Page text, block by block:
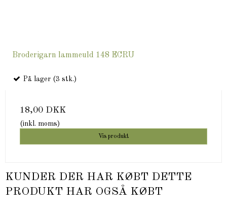
Broderigarn lammeuld 148 ECRU
På lager (3 stk.)
18,00 DKK
(inkl. moms)
Vis produkt
KUNDER DER HAR KØBT DETTE
PRODUKT HAR OGSÅ KØBT